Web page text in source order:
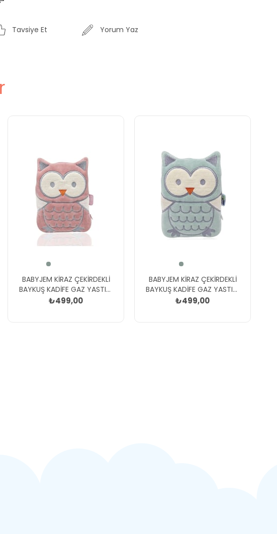
Tavsiye Et Yorum Yaz
BABYJEM KİRAZ ÇEKİRDEKLİ
BAYKUŞ KADİFE GAZ YASTIĞI
Gülkurusu
₺499,00
BABYJEM KİRAZ ÇEKİRDEKLİ
BAYKUŞ KADİFE GAZ YASTIĞI
Yeşil
₺499,00